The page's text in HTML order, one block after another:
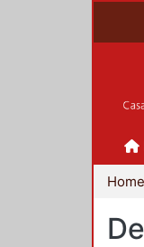
Home